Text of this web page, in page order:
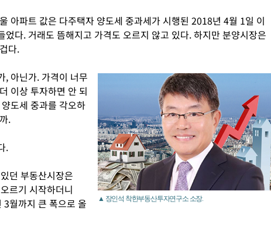
아파트 값은 다주택자 양도세 중과세가 시행된 2018년 4월 1일 이
었다. 거래도 뜸해지고 가격도 오르지 않고 있다. 하지만 분양시장은
다.
▲ 장인석 착한부동산투자연구소 소장.
, 아닌가. 가격이 너무
이상 투자하면 안 되
도세 중과를 각오하
.
.
던 부동산시장은
르기 시작하더니
월까지 큰 폭으로 올